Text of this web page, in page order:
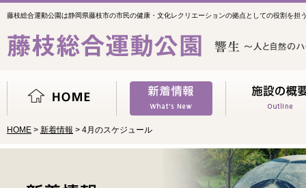
藤枝総合運動公園は静岡県藤枝市の市民の健康・文化レクリエーションの拠点としての役割を担
HOME > 新着情報 > 4月のスケジュール